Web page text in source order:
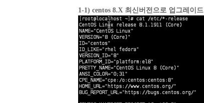
1-1) centos 8.X 최신버전으로 업그레이드